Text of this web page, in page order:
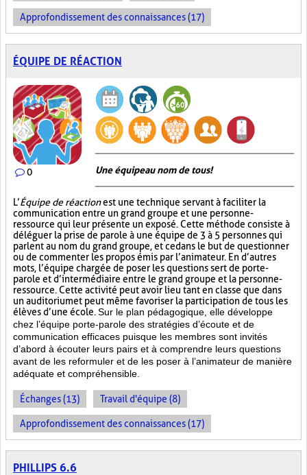
Approfondissement des connaissances (17)
ÉQUIPE DE RÉACTION
0 Une équipe au nom de tous!
L’Équipe de réactionest une technique servant à faciliter la
communication entre un grand groupe et une personne-
ressource qui leur présente un exposé. Cette méthode consiste à
déléguer la prise de parole à une équipe de 3 à 5 personnes qui
parlent au nom du grand groupe, et ce dans le but de questionner
ou de commenter les propos émis par l’animateur. En d’autres
mots, l’équipe chargée de poser les questions sert de porte-
parole et d’intermédiaire entre le grand groupe et la personne-
ressource. Cette activité peut avoir lieu tant en classe que dans
un auditorium et peut même favoriser la participation de tous les
élèves d’une école. Sur le plan pédagogique, elle développe
chez l’équipe porte-parole des stratégies d’écoute et de
communication efficaces puisque les membres sont invités
d’abord à écouter leurs pairs et à comprendre leurs questions
avant de les reformuler et de les poser à l’animateur de manière
adéquate et compréhensible.
Échanges (13) Travail d'équipe (8)
Approfondissement des connaissances (17)
PHILLIPS 6.6